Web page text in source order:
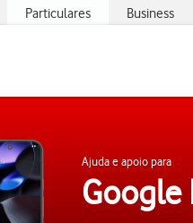
Particulares Business
Ajuda e apoio para
Google